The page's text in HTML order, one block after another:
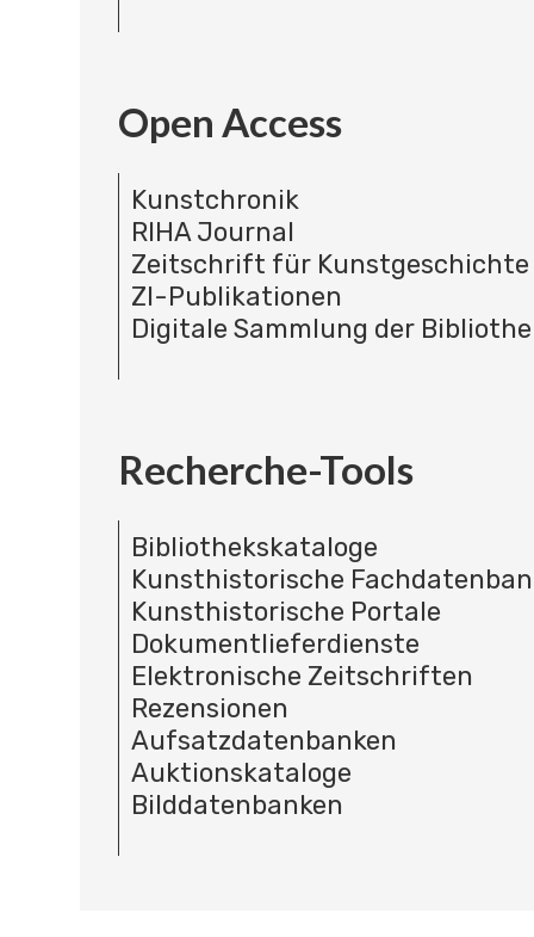
Open Access
Kunstchronik
RIHA Journal
Zeitschrift für Kunstgeschichte
ZI-Publikationen
Digitale Sammlung der
Recherche-Tools
Bibliothekskataloge
Kunsthistorische
Kunsthistorische Portale
Dokumentlieferdienste
Elektronische Zeitschriften
Rezensionen
Aufsatzdatenbanken
Auktionskataloge
Bilddatenbanken